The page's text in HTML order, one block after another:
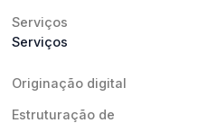
Serviços
Serviços
Originação digital
Estruturação de